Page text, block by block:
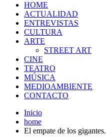
HOME
ACTUALIDAD
ENTREVISTAS
CULTURA
ARTE
STREET ART
CINE
TEATRO
MÚSICA
MEDIOAMBIENTE
CONTACTO
Inicio
home
El empate de los gigantes.